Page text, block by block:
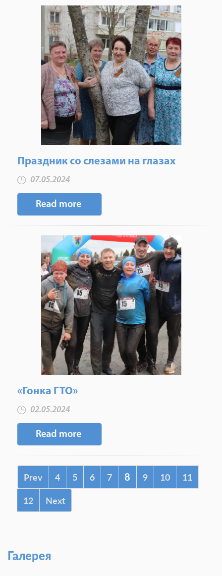
Праздник со слезами на глазах
07.05.2024
Read more
«Гонка ГТО»
02.05.2024
Read more
Prev 4 5 6 7 8 9 10
11
12
Next
Галерея